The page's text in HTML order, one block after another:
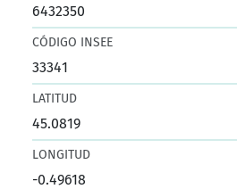
6432350
CÓDIGO INSEE
33341
LATITUD
45.0819
LONGITUD
-0.49618